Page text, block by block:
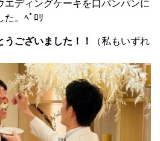
エディングケーキを口パンパンに
た。ﾍﾟﾛﾘ
ございました！！
（私もいずれ